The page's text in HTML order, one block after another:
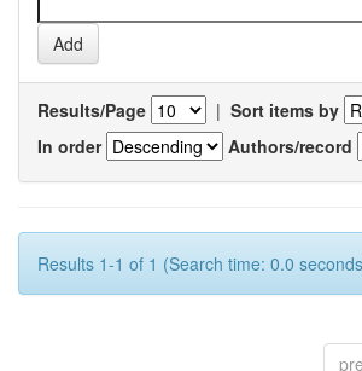
Results/Page | Sort items by
In order
Authors/record
Results 1-1 of 1 (Search time: 0.0